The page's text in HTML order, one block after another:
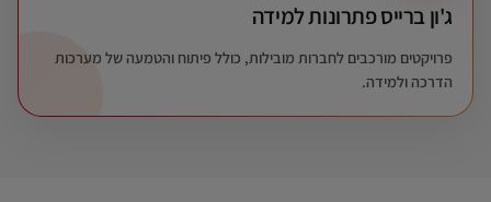
ג'ון ברייס פתרונות למידה
פרויקטים מורכבים לחברות מובילות, כולל פיתוח והטמעה של מערכות
הדרכה ולמידה.